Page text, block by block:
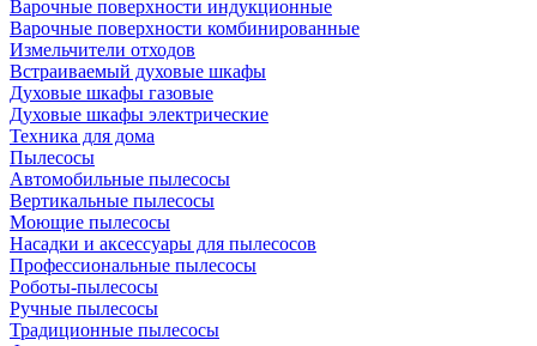
Варочные поверхности индукционные
Варочные поверхности комбинированные
Измельчители отходов
Встраиваемый духовые шкафы
Духовые шкафы газовые
Духовые шкафы электрические
Техника для дома
Пылесосы
Автомобильные пылесосы
Вертикальные пылесосы
Моющие пылесосы
Насадки и аксессуары для пылесосов
Профессиональные пылесосы
Роботы-пылесосы
Ручные пылесосы
Традиционные пылесосы